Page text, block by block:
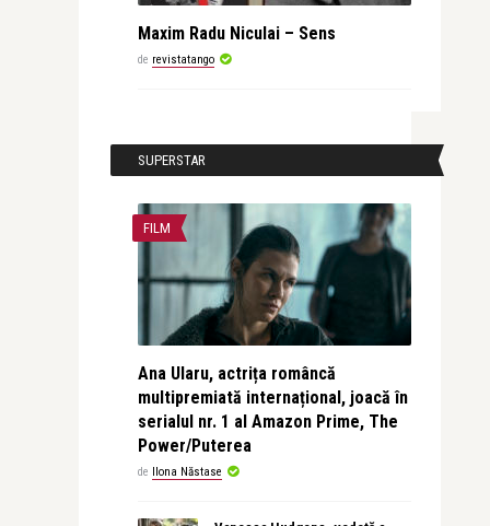
Maxim Radu Niculai – Sens
de revistatango
SUPERSTAR
FILM
Ana Ularu, actrița româncă
multipremiată internațional, joacă în
serialul nr. 1 al Amazon Prime, The
Power/Puterea
de Ilona Năstase